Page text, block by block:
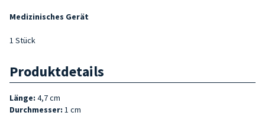
Medizinisches Gerät
1 Stück
Produktdetails
Länge: 4,7 cm
Durchmesser: 1 cm